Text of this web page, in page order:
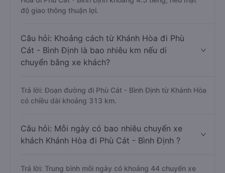
độ giao thông thuận lợi.
Câu hỏi: Khoảng cách từ Khánh Hòa đi Phù
Cát - Bình Định là bao nhiêu km nếu di
chuyển bằng xe khách?
Trả lời: Đoạn đường đi Phù Cát - Bình Định từ Khánh Hòa
có chiều dài khoảng 313 km.
Câu hỏi: Mỗi ngày có bao nhiêu chuyến xe
khách Khánh Hòa đi Phù Cát - Bình Định ?
Trả lời: Trung bình mỗi ngày có khoảng 44 chuyến xe